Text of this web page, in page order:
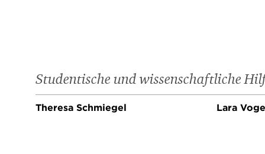
Studentische und wissenschaftliche
Theresa Schmiegel Lara